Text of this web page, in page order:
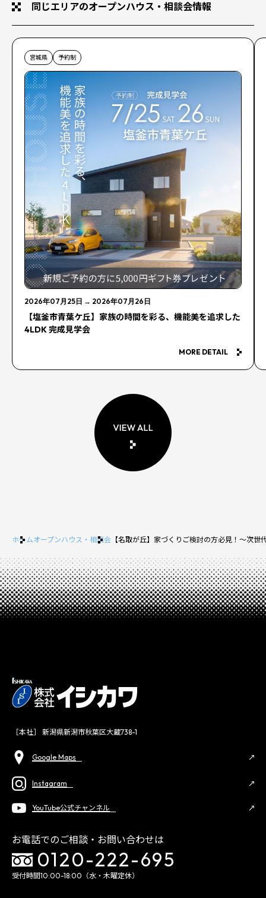
同じエリアのオープンハウス・相談会情報
宮城県 予約制
2026年07月25日 → 2026年07月26日
【塩釜市青葉ケ丘】家族の時間を彩る、機能美を追求した
4LDK 完成見学会
MORE DETAIL
ホームオープンハウス・相談会 【名取が丘】家づくりご検討の方必見！～次世
［本社］ 新潟県新潟市秋葉区大蔵738-1
Google Maps
Instagram
YouTube公式チャンネル
お電話でのご相談・お問い合わせは
0120-222-695
受付時間10:00-18:00（水・木曜定休）